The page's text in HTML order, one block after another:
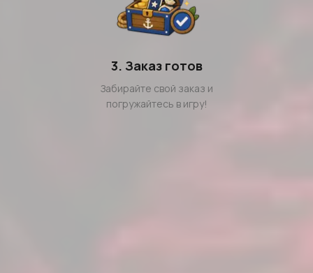
3. Заказ готов
Забирайте свой заказ и
погружайтесь в игру!